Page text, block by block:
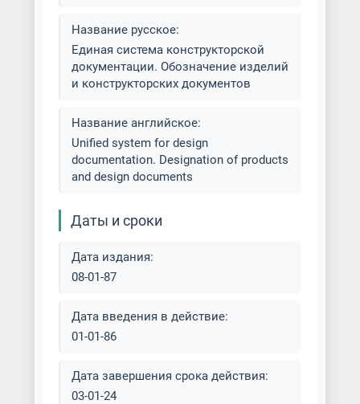
Название русское:
Единая система конструкторской
документации. Обозначение изделий
и конструкторских документов
Название английское:
Unified system for design
documentation. Designation of products
and design documents
Даты и сроки
Дата издания:
08-01-87
Дата введения в действие:
01-01-86
Дата завершения срока действия:
03-01-24